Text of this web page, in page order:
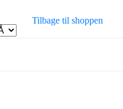
Tilbage til shoppen